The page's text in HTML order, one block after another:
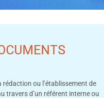
ou l’établissement de
travers d’un référent interne ou